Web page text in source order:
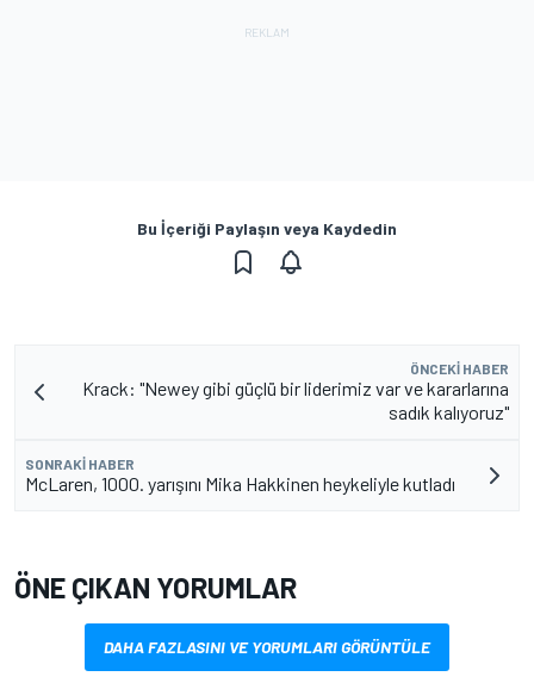
Bu İçeriği Paylaşın veya Kaydedin
ÖNCEKI HABER
Krack: "Newey gibi güçlü bir liderimiz var ve kararlarına
sadık kalıyoruz"
SONRAKI HABER
McLaren, 1000. yarışını Mika Hakkinen heykeliyle kutladı
ÖNE ÇIKAN YORUMLAR
DAHA FAZLASINI VE YORUMLARI GÖRÜNTÜLE